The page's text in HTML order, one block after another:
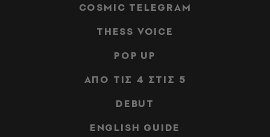
COSMIC TELEGRAM
THESS VOICE
POP UP
ΑΠΟ ΤΙΣ 4 ΣΤΙΣ 5
DEBUT
ENGLISH GUIDE